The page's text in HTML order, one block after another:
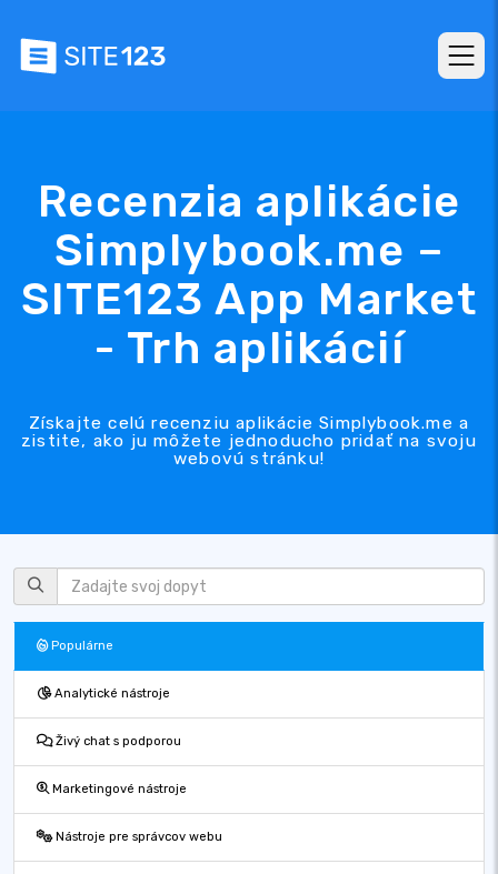
Recenzia aplikácie
Simplybook.me –
SITE123 App Market
- Trh aplikácií
Získajte celú recenziu aplikácie Simplybook.me a
zistite, ako ju môžete jednoducho pridať na svoju
webovú stránku!
Populárne
Analytické nástroje
Živý chat s podporou
Marketingové nástroje
Nástroje pre správcov webu